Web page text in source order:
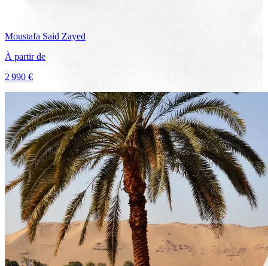
Moustafa Said Zayed
À partir de
2 990 €
Voir le voyage